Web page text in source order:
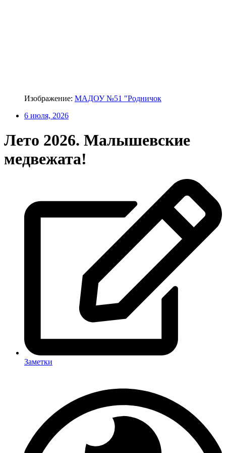
Изображение: МАДОУ №51 "Родничок
6 июля, 2026
Лето 2026. Малышевские
медвежата!
Заметки